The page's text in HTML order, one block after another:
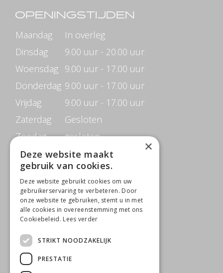
OPENINGSTIJDEN
Maandag
In overleg
Dinsdag
9.00 uur - 20.00 uur
Woensdag 9.00 uur - 17.00 uur
Donderdag 9.00 uur - 17.00 uur
Vrijdag
9.00 uur - 17.00 uur
Zaterdag
Gesloten
Zondag
gesloten
CONTACTGEGEVENS
Beauté de Prestige
Jacob Merlostraat 6B
5961 AB Horst
0642818650
Minfo@beautedeprestige.nl
×
Deze website maakt
gebruik van cookies.
Deze website gebruikt cookies om uw
gebruikerservaring te verbeteren. Door
onze website te gebruiken, stemt u in met
alle cookies in overeenstemming met ons
Cookiebeleid. Lees verder
STRIKT NOODZAKELIJK
PRESTATIE